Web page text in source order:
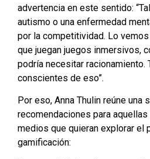
advertencia en este sentido:
autismo o una enfermedad
por la competitividad. Lo
que juegan juegos inmersivos,
podría necesitar racionamiento.
conscientes de eso”.
Por eso, Anna Thulin reúne una
recomendaciones para
medios que quieran explorar el
gamificación: